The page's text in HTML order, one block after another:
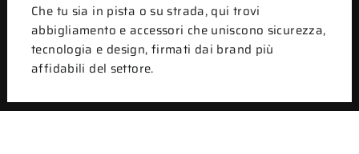
Che tu sia in pista o su strada, qui trovi
abbigliamento e accessori che uniscono sicurezza,
tecnologia e design, firmati dai brand più
affidabili del settore.